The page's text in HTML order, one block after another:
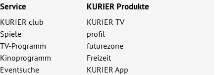
Service
KURIER club
Spiele
TV-Programm
Kinoprogramm
Eventsuche
KURIER Produkte
KURIER TV
profil
futurezone
Freizeit
KURIER App